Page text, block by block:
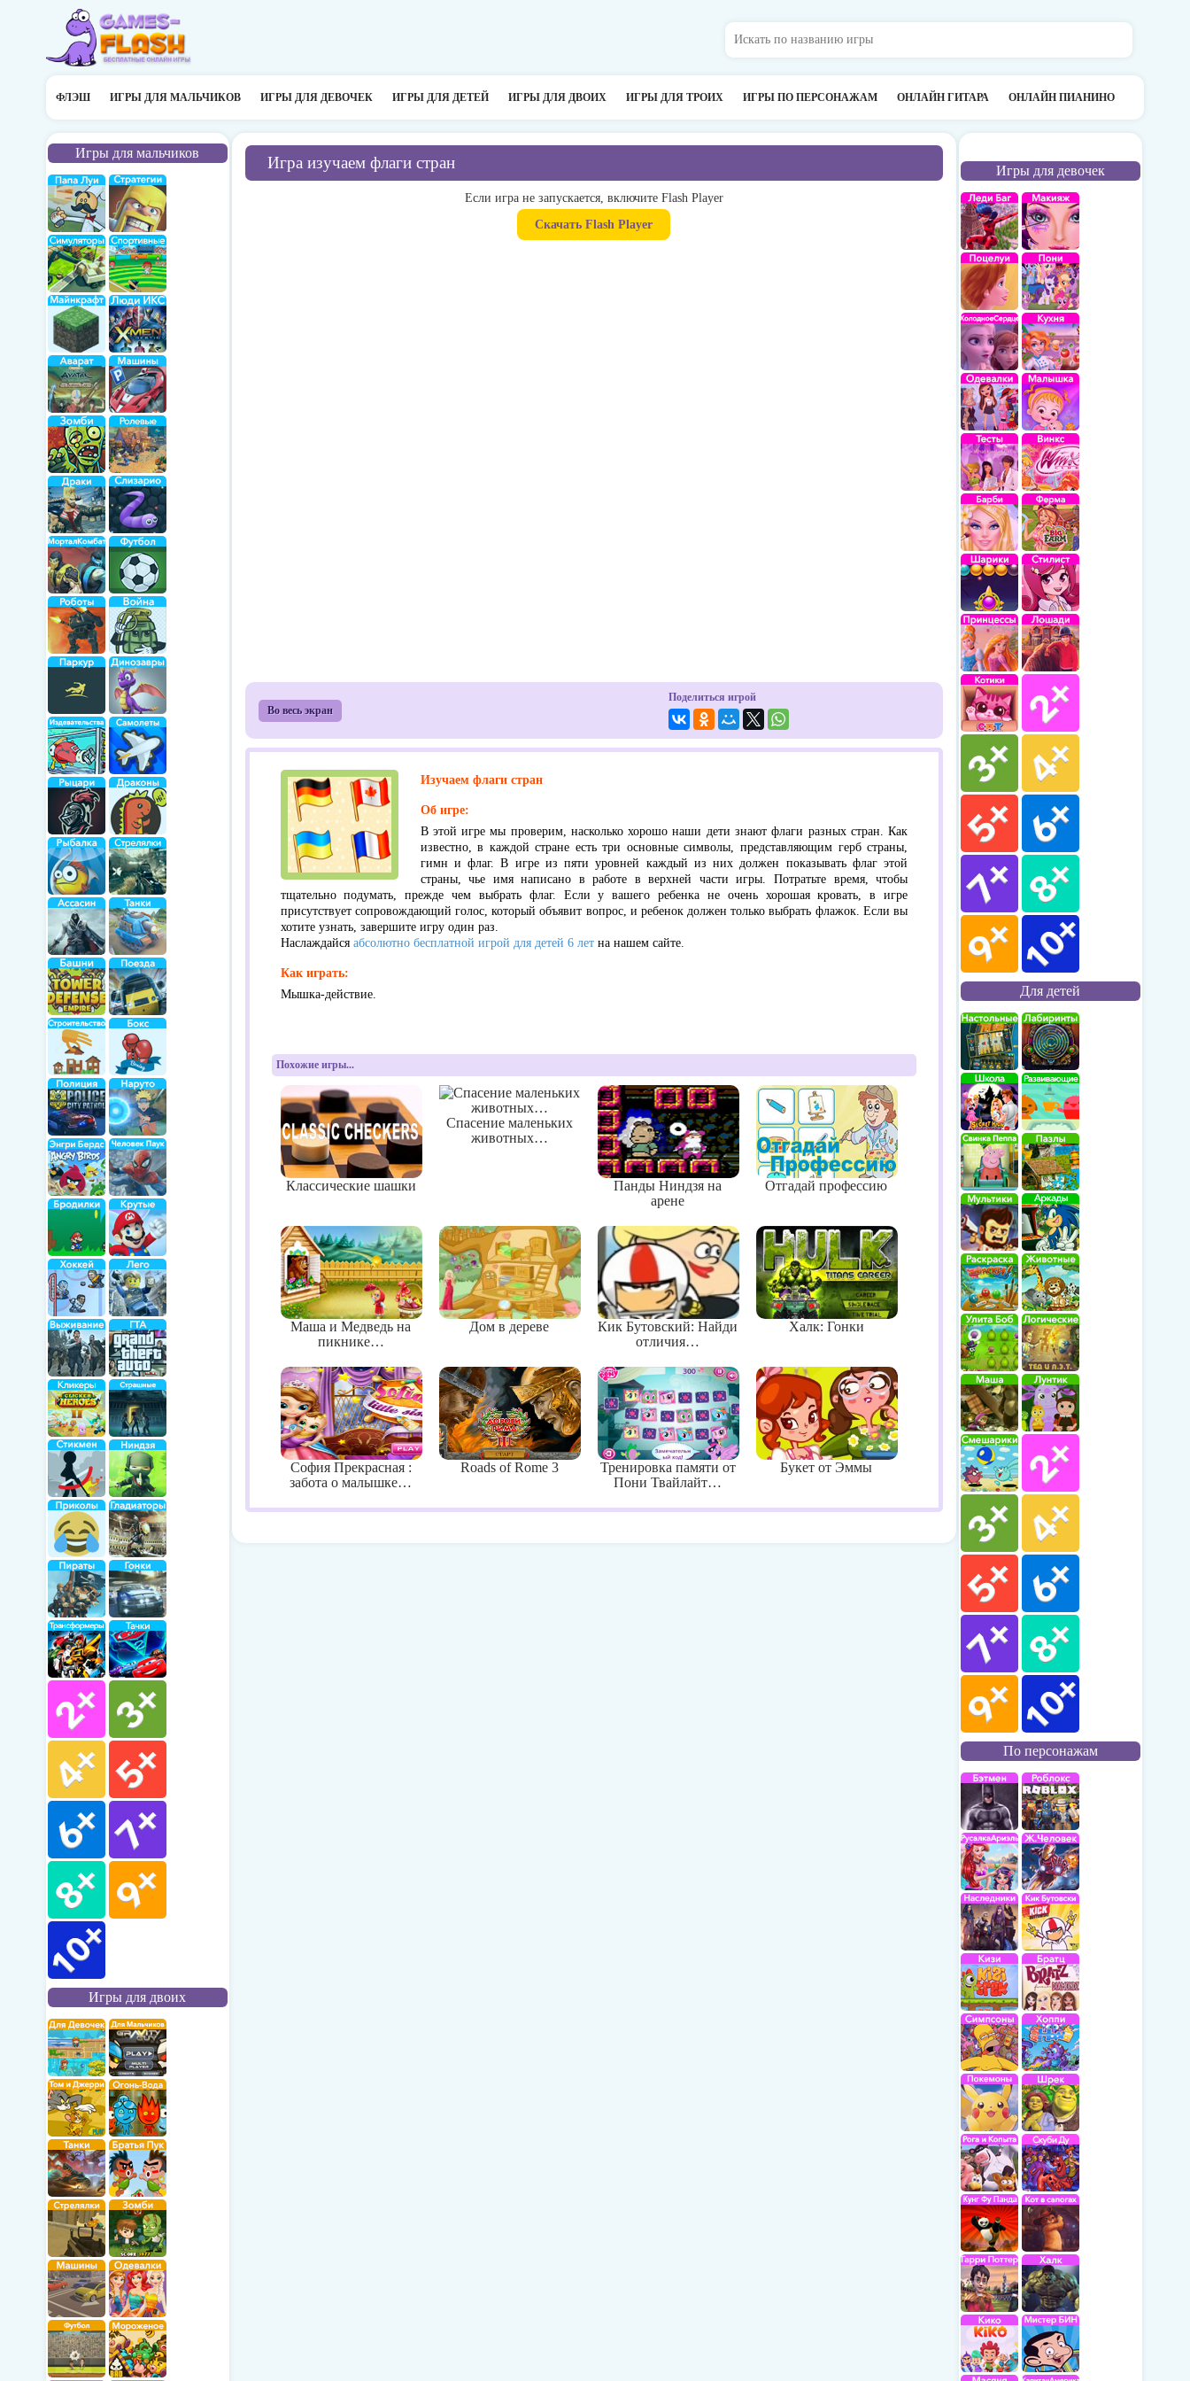
ФЛЭШ ИГРЫ ДЛЯ МАЛЬЧИКОВ ИГРЫ ДЛЯ ДЕВОЧЕК ИГРЫ ДЛЯ ДЕТЕЙ ИГРЫ ДЛЯ ДВОИХ ИГРЫ ДЛЯ ТРОИХ ИГРЫ ПО ПЕРСОНАЖАМ ОНЛАЙН ГИТАРА ОНЛАЙН ПИАНИНО
Игры для мальчиков
Игры для двоих
Игра изучаем флаги стран
Если игра не запускается, включите Flash Player
Скачать Flash Player
Во весь экран
Поделиться игрой
Изучаем флаги стран
Об игре:
В этой игре мы проверим, насколько хорошо наши дети знают флаги разных стран. Как
известно, в каждой стране есть три основные символы, представляющим герб страны,
гимн и флаг. В игре из пяти уровней каждый из них должен показывать флаг этой
страны, чье имя написано в работе в верхней части игры. Потратьте время, чтобы
тщательно подумать, прежде чем выбрать флаг. Если у вашего ребенка не очень хорошая кровать, в игре
присутствует сопровождающий голос, который объявит вопрос, и ребенок должен только выбрать флажок. Если вы
хотите узнать, завершите игру один раз.
Наслаждайся абсолютно бесплатной игрой для детей 6 лет на нашем сайте.
Как играть:
Мышка-действие.
Похожие игры...
Классические шашки
Спасение маленьких
животных…
Панды Ниндзя на
арене
Отгадай профессию
Маша и Медведь на
пикнике…
Дом в дереве
Кик Бутовский: Найди
отличия…
Халк: Гонки
София Прекрасная :
забота о малышке…
Roads of Rome 3
Тренировка памяти от
Пони Твайлайт…
Букет от Эммы
Игры для девочек
Для детей
По персонажам